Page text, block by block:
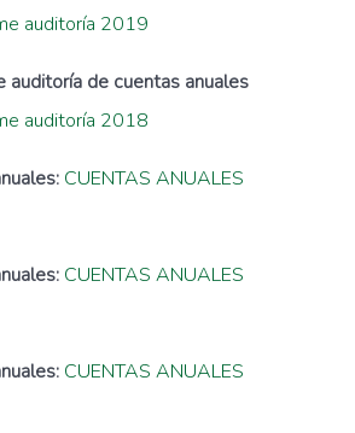
auditoría 2019
auditoría de cuentas anuales
auditoría 2018
CUENTAS ANUALES
CUENTAS ANUALES
CUENTAS ANUALES